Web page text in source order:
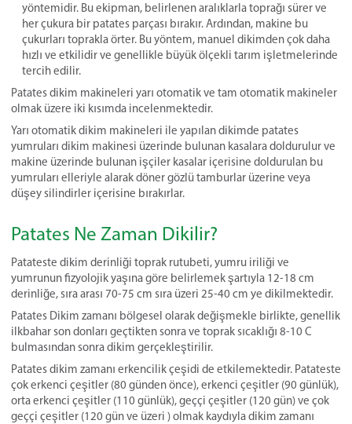
yöntemidir. Bu ekipman, belirlenen aralıklarla toprağı sürer ve
her çukura bir patates parçası bırakır. Ardından, makine bu
çukurları toprakla örter. Bu yöntem, manuel dikimden çok daha
hızlı ve etkilidir ve genellikle büyük ölçekli tarım işletmelerinde
tercih edilir.
Patates dikim makineleri yarı otomatik ve tam otomatik makineler
olmak üzere iki kısımda incelenmektedir.
Yarı otomatik dikim makineleri ile yapılan dikimde patates
yumruları dikim makinesi üzerinde bulunan kasalara doldurulur ve
makine üzerinde bulunan işçiler kasalar içerisine doldurulan bu
yumruları elleriyle alarak döner gözlü tamburlar üzerine veya
düşey silindirler içerisine bırakırlar.
Patates Ne Zaman Dikilir?
Patateste dikim derinliği toprak rutubeti, yumru iriliği ve
yumrunun fizyolojik yaşına göre belirlemek şartıyla 12-18 cm
derinliğe, sıra arası 70-75 cm sıra üzeri 25-40 cm ye dikilmektedir.
Patates Dikim zamanı bölgesel olarak değişmekle birlikte, genellik
ilkbahar son donları geçtikten sonra ve toprak sıcaklığı 8-10 C
bulmasından sonra dikim gerçekleştirilir.
Patates dikim zamanı erkencilik çeşidi de etkilemektedir. Patateste
çok erkenci çeşitler (80 günden önce), erkenci çeşitler (90 günlük),
orta erkenci çeşitler (110 günlük), geççi çeşitler (120 gün) ve çok
geççi çeşitler (120 gün ve üzeri ) olmak kaydıyla dikim zamanı